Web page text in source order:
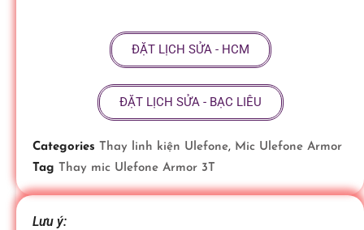
đ
i
ĐẶT LỊCH SỬA - HCM
ĐẶT LỊCH SỬA - BẠC LIÊU
Categories Thay linh kiện Ulefone, Mic Ulefone Armor
Tag Thay mic Ulefone Armor 3T
Lưu ý: